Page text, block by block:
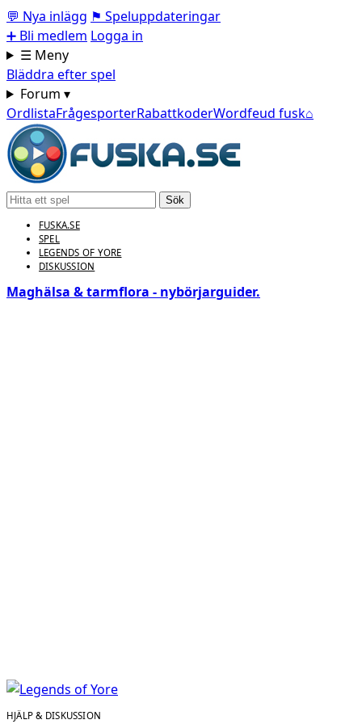
💬 Nya inlägg ⚑ Speluppdateringar
➕ Bli medlem Logga in
☰ Meny
Bläddra efter spel
Forum ▾
OrdlistaFrågesporterRabattkoderWordfeud fusk⌂
Sök
FUSKA.SE
SPEL
LEGENDS OF YORE
DISKUSSION
Maghälsa & tarmflora - nybörjarguider.
HJÄLP & DISKUSSION